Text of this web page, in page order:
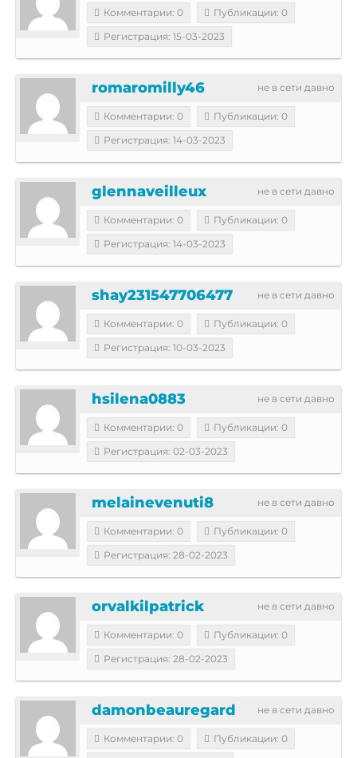
Комментарии: 0
Публикации: 0
Регистрация: 15-03-2023
не в сети давно
romaromilly46
Комментарии: 0
Публикации: 0
Регистрация: 14-03-2023
не в сети давно
glennaveilleux
Комментарии: 0
Публикации: 0
Регистрация: 14-03-2023
не в сети давно
shay231547706477
Комментарии: 0
Публикации: 0
Регистрация: 10-03-2023
не в сети давно
hsilena0883
Комментарии: 0
Публикации: 0
Регистрация: 02-03-2023
не в сети давно
melainevenuti8
Комментарии: 0
Публикации: 0
Регистрация: 28-02-2023
не в сети давно
orvalkilpatrick
Комментарии: 0
Публикации: 0
Регистрация: 28-02-2023
не в сети давно
damonbeauregard
Комментарии: 0
Публикации: 0